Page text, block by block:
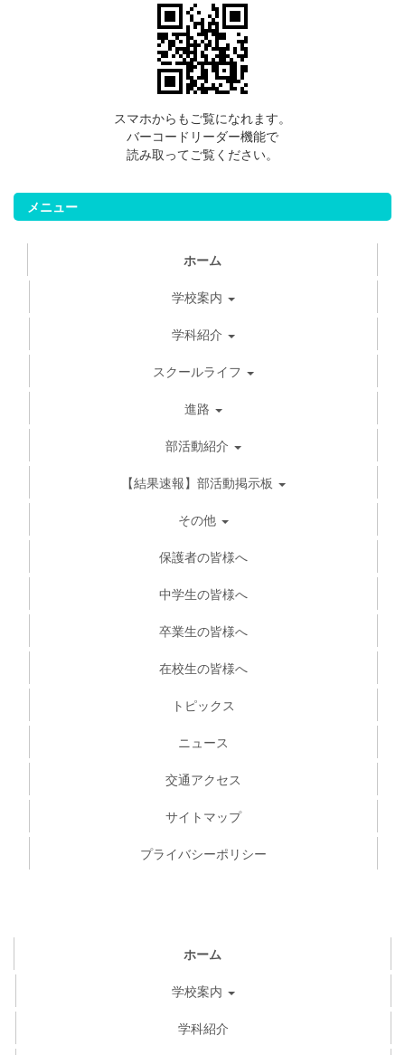
スマホからもご覧になれます。
バーコードリーダー機能で
読み取ってご覧ください。
メニュー
ホーム
学校案内
学科紹介
スクールライフ
進路
部活動紹介
【結果速報】部活動掲示板
その他
保護者の皆様へ
中学生の皆様へ
卒業生の皆様へ
在校生の皆様へ
トピックス
ニュース
交通アクセス
サイトマップ
プライバシーポリシー
ホーム
学校案内
学科紹介